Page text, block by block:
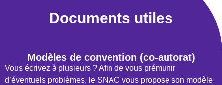
Documents utiles
Modèles de convention (co-autorat)
Vous écrivez à plusieurs ? Afin de vous prémunir
d’éventuels problèmes, le SNAC vous propose son modèle